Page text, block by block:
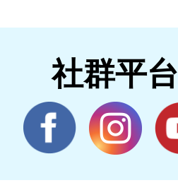
社群平台